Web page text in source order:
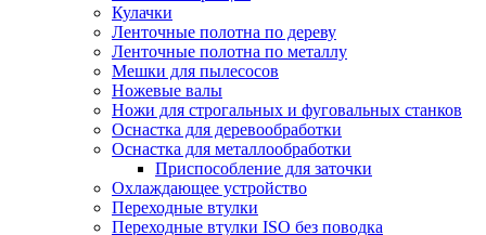
Кулачки
Ленточные полотна по дереву
Ленточные полотна по металлу
Мешки для пылесосов
Ножевые валы
Ножи для строгальных и фуговальных станков
Оснастка для деревообработки
Оснастка для металлообработки
Приспособление для заточки
Охлаждающее устройство
Переходные втулки
Переходные втулки ISO без поводка